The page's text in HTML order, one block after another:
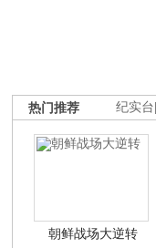
纪实台
热门推荐
朝鲜战场大逆转